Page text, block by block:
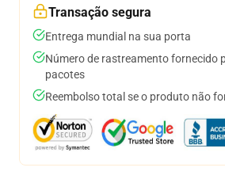
Transação segura
Entrega mundial na sua porta
Número de rastreamento fornecido
pacotes
Reembolso total se o produto não